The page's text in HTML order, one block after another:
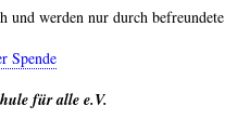
und werden nur durch
Spende
für alle e.V.